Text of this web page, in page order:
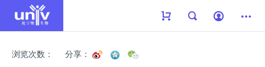
浏览次数： 分享：